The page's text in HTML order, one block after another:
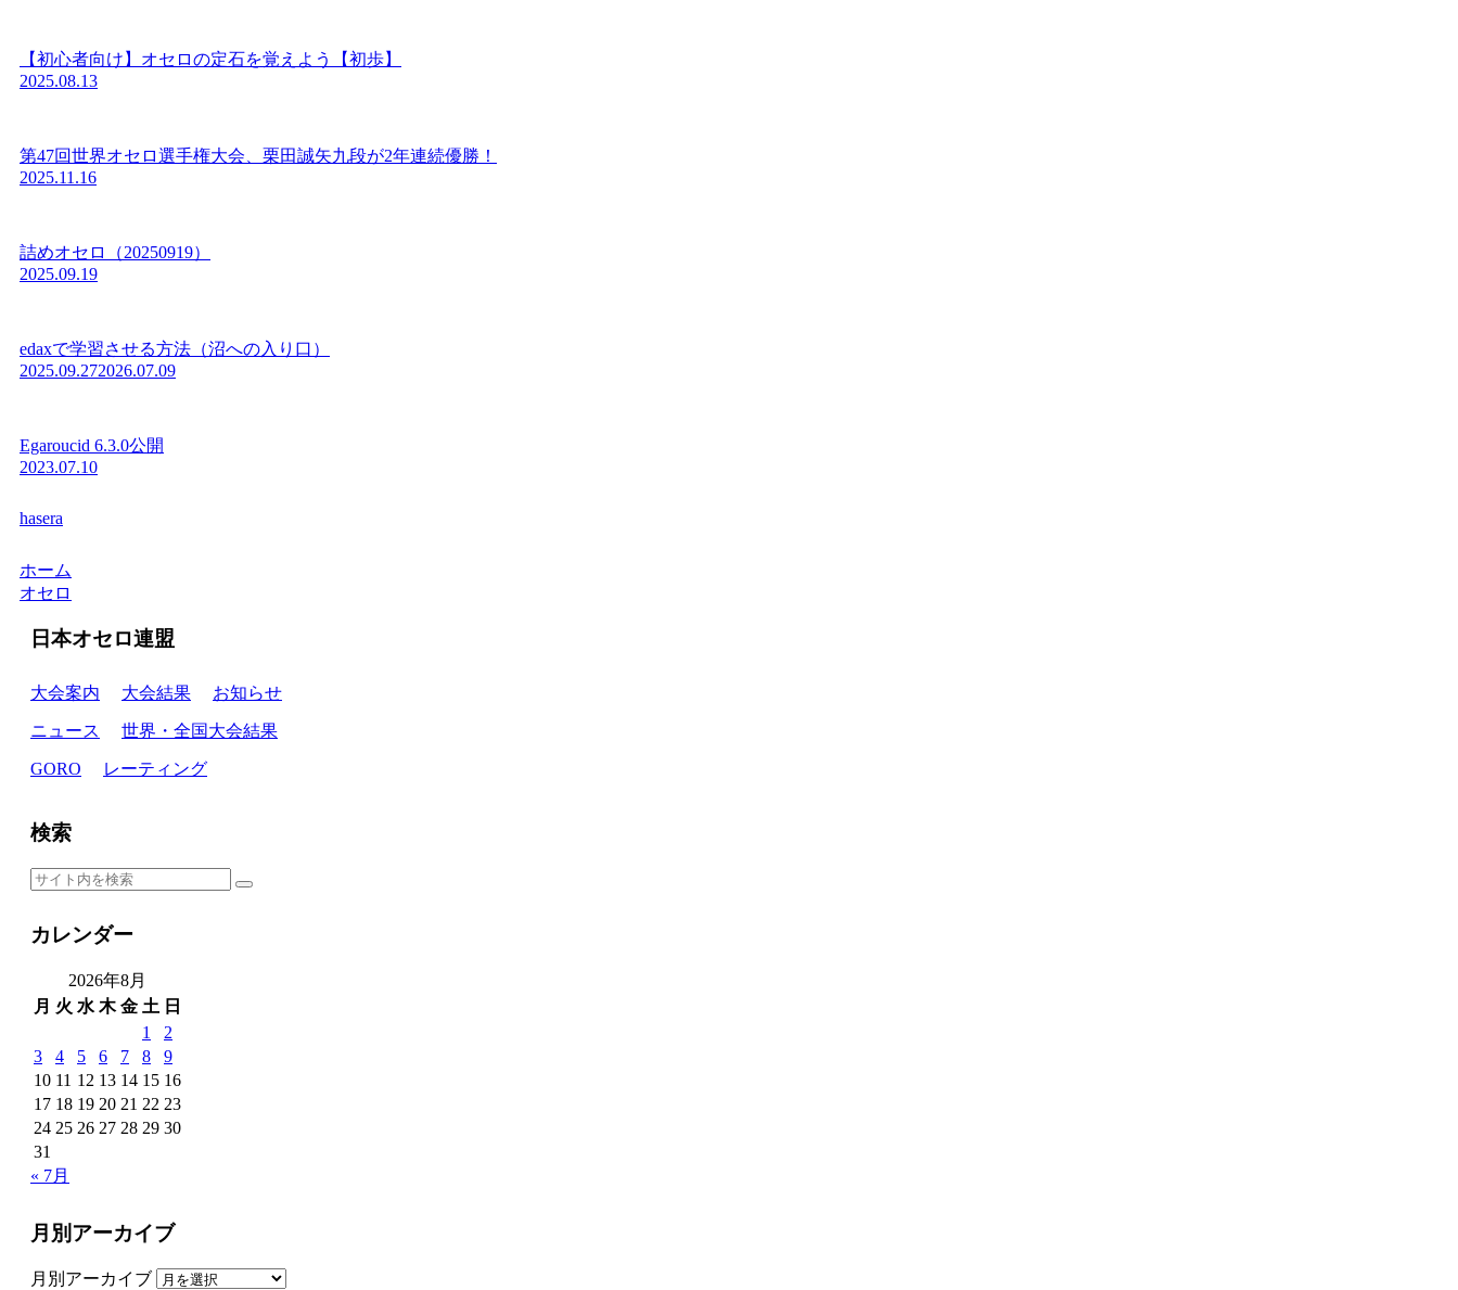
【初心者向け】オセロの定石を覚えよう【初歩】
2025.08.13
第47回世界オセロ選手権大会、栗田誠矢九段が2年連続優勝！
2025.11.16
詰めオセロ（20250919）
2025.09.19
edaxで学習させる方法（沼への入り口）
2025.09.272026.07.09
Egaroucid 6.3.0公開
2023.07.10
hasera
ホーム
オセロ
日本オセロ連盟
大会案内 大会結果 お知らせ
ニュース 世界・全国大会結果
GORO レーティング
検索
カレンダー
2026年8月
月 火 水 木 金 土 日
1
2
3
4 5 6 7 8
9
10 11 12 13 14 15 16
17 18 19 20 21 22 23
24 25 26 27 28 29 30
31
« 7月
月別アーカイブ
月別アーカイブ